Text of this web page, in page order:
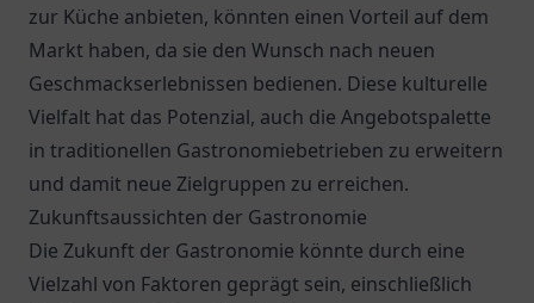
zur Küche anbieten, könnten einen Vorteil auf dem
Markt haben, da sie den Wunsch nach neuen
Geschmackserlebnissen bedienen. Diese kulturelle
Vielfalt hat das Potenzial, auch die Angebotspalette
in traditionellen Gastronomiebetrieben zu erweitern
und damit neue Zielgruppen zu erreichen.
Zukunftsaussichten der Gastronomie
Die Zukunft der Gastronomie könnte durch eine
Vielzahl von Faktoren geprägt sein, einschließlich